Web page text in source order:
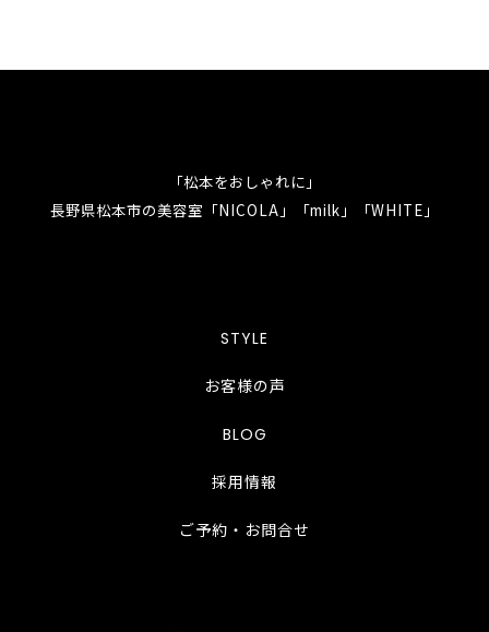
「松本をおしゃれに」
長野県松本市の美容室「NICOLA」「milk」「WHITE」
STYLE
お客様の声
BLOG
採用情報
ご予約・お問合せ